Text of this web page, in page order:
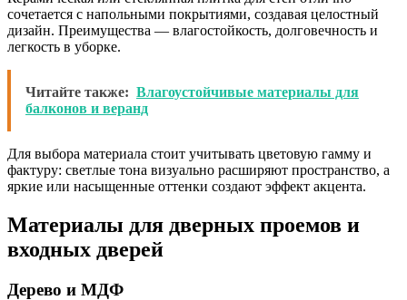
сочетается с напольными покрытиями, создавая целостный
дизайн. Преимущества — влагостойкость, долговечность и
легкость в уборке.
Читайте также: Влагоустойчивые материалы для
балконов и веранд
Для выбора материала стоит учитывать цветовую гамму и
фактуру: светлые тона визуально расширяют пространство, а
яркие или насыщенные оттенки создают эффект акцента.
Материалы для дверных проемов и
входных дверей
Дерево и МДФ